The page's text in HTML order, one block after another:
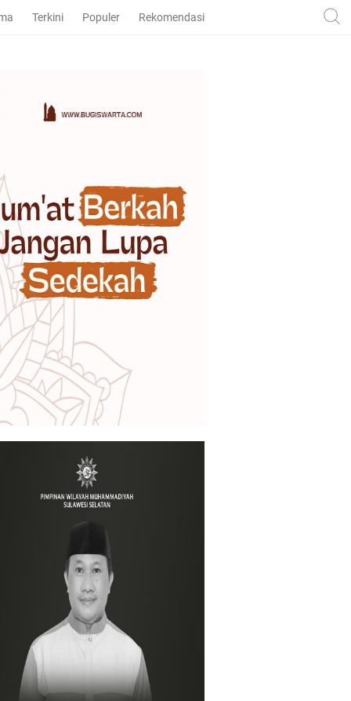
Terkini Populer Rekomendasi